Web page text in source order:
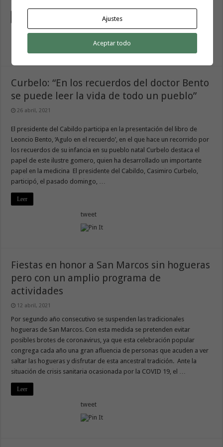
tweet
Curbelo: “En los recuerdos del doctor Bento
se puede leer la vida de todo un pueblo”
26 abril, 2021
El presidente del Cabildo participa en la presentación del libro de
Leoncio Bento, ‘Agulo en el recuerdo’, en el que hace un recorrido por
los recuerdos de su infancia en su pueblo natal Curbelo destaca el
papel de este ilustre gomero, quien ha desarrollado un importante
papel en la medicina El presidente del Cabildo, Casimiro Curbelo,
participó, el pasado domingo, …
Leer
tweet
Fiestas en honor a San Marcos sin hogueras
pero con un amplio programa de
actividades
12 abril, 2021
Por segundo año consecutivo se suspenden las tradicionales
hogueras de San Marcos. Con esta medida se pretenden evitar
posibles brotes de coronavirus, ya que esta celebración popular
congrega cada año una gran afluencia de personas que acuden a ver
saltar las hogueras y disfrutar de esta ancestral tradición. Ante la
situación de crisis sanitaria ocasionada por la COVID 19, el …
Leer
tweet
Ajustes
Aceptar todo